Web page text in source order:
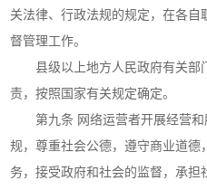
关法律、行政法规的规定，在各
督管理工作。
县级以上地方人民政府有关部
责，按照国家有关规定确定。
第九条 网络运营者开展经营和
规，尊重社会公德，遵守商业道德
务，接受政府和社会的监督，承担